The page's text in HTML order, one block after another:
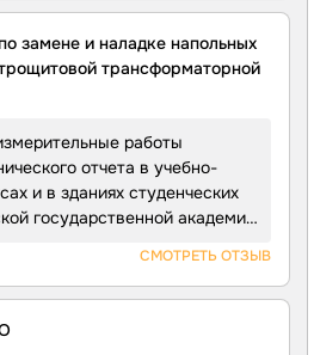
замене и наладке напольных
трансформаторной
работы
отчета в учебно-
и в зданиях студенческих
государственной академии
сопротивления изоляции
и других линий
к распределительным
СМОТРЕТЬ ОТЗЫВ